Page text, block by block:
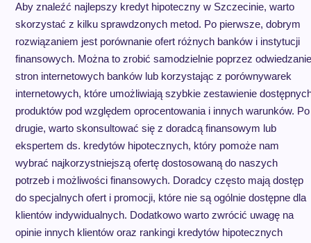
Aby znaleźć najlepszy kredyt hipoteczny w Szczecinie, warto
skorzystać z kilku sprawdzonych metod. Po pierwsze, dobrym
rozwiązaniem jest porównanie ofert różnych banków i instytucji
finansowych. Można to zrobić samodzielnie poprzez odwiedzanie
stron internetowych banków lub korzystając z porównywarek
internetowych, które umożliwiają szybkie zestawienie
produktów pod względem oprocentowania i innych warunków. Po
drugie, warto skonsultować się z doradcą finansowym lub
ekspertem ds. kredytów hipotecznych, który pomoże nam
wybrać najkorzystniejszą ofertę dostosowaną do naszych
potrzeb i możliwości finansowych. Doradcy często mają dostęp
do specjalnych ofert i promocji, które nie są ogólnie dostępne dla
klientów indywidualnych. Dodatkowo warto zwrócić uwagę na
opinie innych klientów oraz rankingi kredytów hipotecznych